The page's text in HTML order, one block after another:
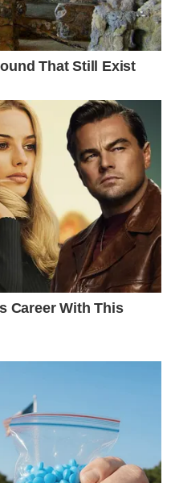
That Still Exist
Career With This